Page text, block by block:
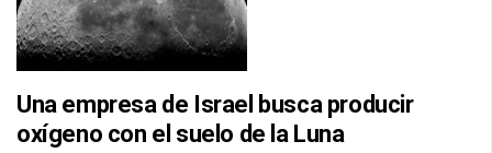
Una empresa de Israel busca producir
oxígeno con el suelo de la Luna